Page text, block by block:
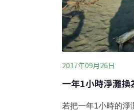
2017年09月26日
一年1小時淨灘換
若把一年1小時的淨